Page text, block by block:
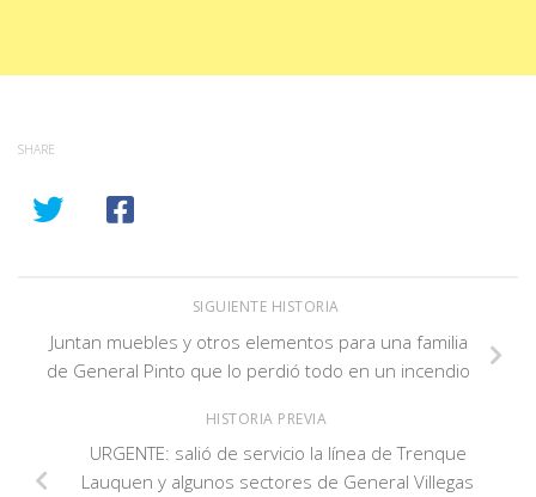
SHARE
SIGUIENTE HISTORIA
Juntan muebles y otros elementos para una familia
de General Pinto que lo perdió todo en un incendio
HISTORIA PREVIA
URGENTE: salió de servicio la línea de Trenque
Lauquen y algunos sectores de General Villegas